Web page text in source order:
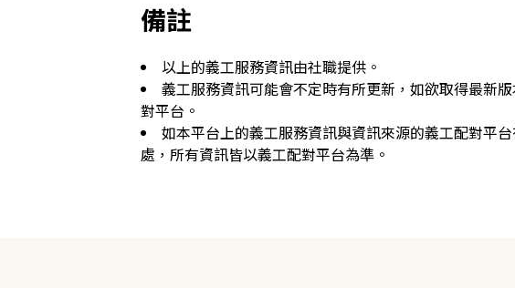
備註
以上的義工服務資訊由社職提供。
義工服務資訊可能會不定時有所更新，如欲取得最新
對平台。
如本平台上的義工服務資訊與資訊來源的義工配對平
處，所有資訊皆以義工配對平台為準。